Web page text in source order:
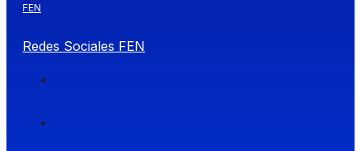
FEN
Redes Sociales FEN